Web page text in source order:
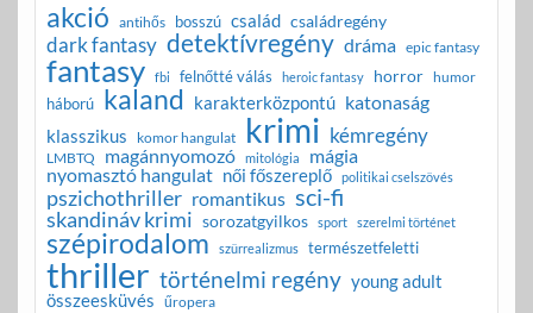
akció antihős bosszú család családregény
dark fantasy detektívregény dráma epic fantasy
fantasy fbi felnőtté válás heroic fantasy horror humor
háború kaland karakterközpontú katonaság
klasszikus komor hangulat krimi kémregény
LMBTQ magánnyomozó mitológia mágia
nyomasztó hangulat női főszereplő politikai cselszövés
pszichothriller romantikus sci-fi
skandináv krimi sorozatgyilkos sport szerelmi történet
szépirodalom szürrealizmus természetfeletti
thriller történelmi regény young adult
összeesküvés űropera